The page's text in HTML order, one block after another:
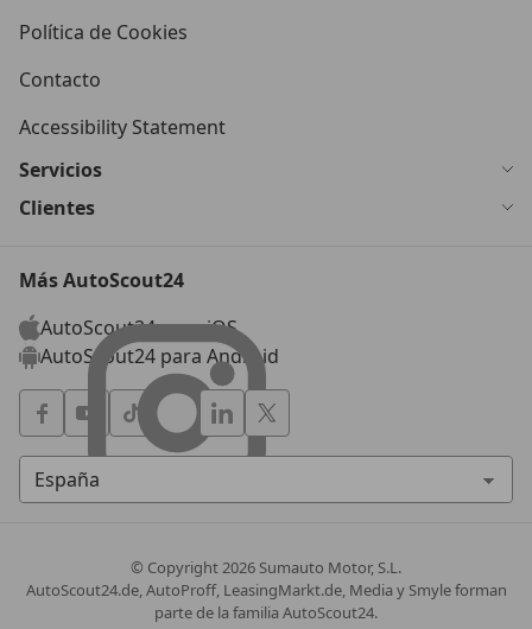
Política de Cookies
Contacto
Accessibility Statement
Servicios
Clientes
Más AutoScout24
AutoScout24 para iOS
AutoScout24 para Android
© Copyright2026 Sumauto Motor, S.L.
AutoScout24.de, AutoProff, LeasingMarkt.de, Media y Smyle forman
parte de la familia AutoScout24.